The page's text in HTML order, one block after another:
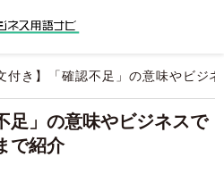
付き】「確認不足」の意味やビジ
足」の意味やビジネスで
で紹介